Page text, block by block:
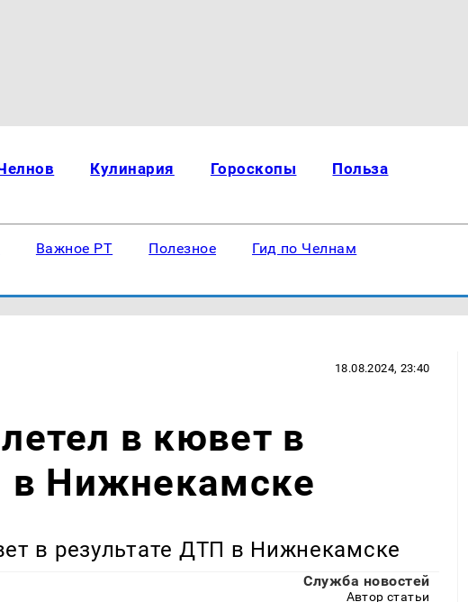
Кулинария Гороскопы Польза
Важное РТ Полезное Гид по Челнам
18.08.2024, 23:40
в кювет в
в Нижнекамске
в результате ДТП в Нижнекамске
Служба новостей
Автор статьи